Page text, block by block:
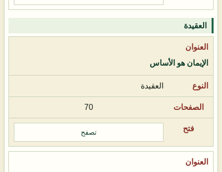
العقيدة
الإيمان هو الأساس
العقيدة
70
تصفح